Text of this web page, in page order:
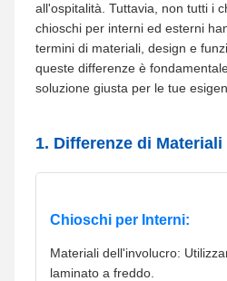
all'ospitalità. Tuttavia, non tutti i
chioschi per interni ed esterni
termini di materiali, design e
queste differenze è
soluzione giusta per le tue
1. Differenze di Materiali
Chioschi per Interni:
Materiali dell'involucro:
laminato a freddo.